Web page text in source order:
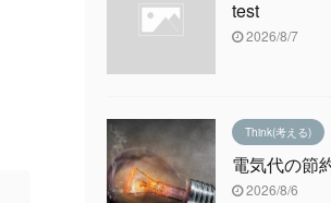
test
2026/8/7
Think(考える)
電気代の節
2026/8/6